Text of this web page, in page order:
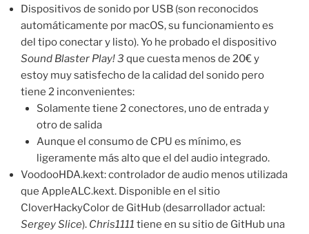
Dispositivos de sonido por USB (son reconocidos
automáticamente por macOS, su funcionamiento es
del tipo conectar y listo). Yo he probado el dispositivo
Sound Blaster Play! 3 que cuesta menos de 20€ y
estoy muy satisfecho de la calidad del sonido pero
tiene 2 inconvenientes:
Solamente tiene 2 conectores, uno de entrada y
otro de salida
Aunque el consumo de CPU es mínimo, es
ligeramente más alto que el del audio integrado.
VoodooHDA.kext: controlador de audio menos utilizada
que AppleALC.kext. Disponible en el sitio
CloverHackyColor de GitHub (desarrollador actual:
Sergey Slice). Chris1111 tiene en su sitio de GitHub una